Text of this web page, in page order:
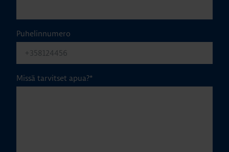
Puhelinnumero
Missä tarvitset apua?*